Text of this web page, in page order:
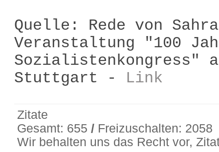
Quelle: Rede von
Veranstaltung "100
Sozialistenkongress"
Stuttgart - Link
Zitate
Gesamt: 655/ Freizuschalten: 2058
Wir behalten uns das Recht vor,